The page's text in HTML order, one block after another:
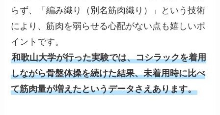
らず、「編み織り（別名筋肉織り）」という技術
により、筋肉を弱らせる心配がない点も嬉しいポ
イントです。
和歌山大学が行った実験では、コシラックを着用
しながら骨盤体操を続けた結果、未着用時に比べ
て筋肉量が増えたというデータさえあります。